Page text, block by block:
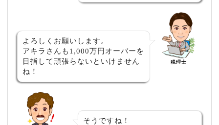
よろしくお願いします。
アキラさんも1,000万円オーバーを
目指して頑張らないといけません
ね！
税理士
そうですね！